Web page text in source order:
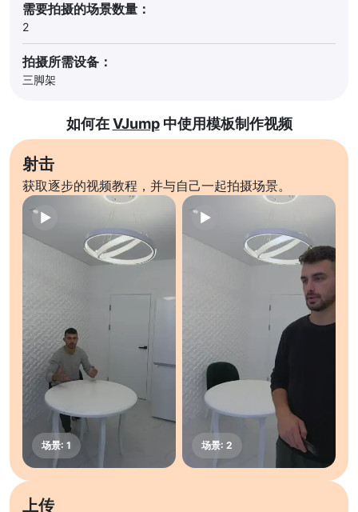
需要拍摄的场景数量：
2
拍摄所需设备：
三脚架
如何在VJump中使用模板制作视频
射击
获取逐步的视频教程，并与自己一起拍摄场景。
上传